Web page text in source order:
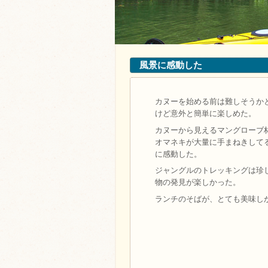
風景に感動した
カヌーを始める前は難しそうか
けど意外と簡単に楽しめた。
カヌーから見えるマングローブ
オマネキが大量に手まねきして
に感動した。
ジャングルのトレッキングは珍
物の発見が楽しかった。
ランチのそばが、とても美味し